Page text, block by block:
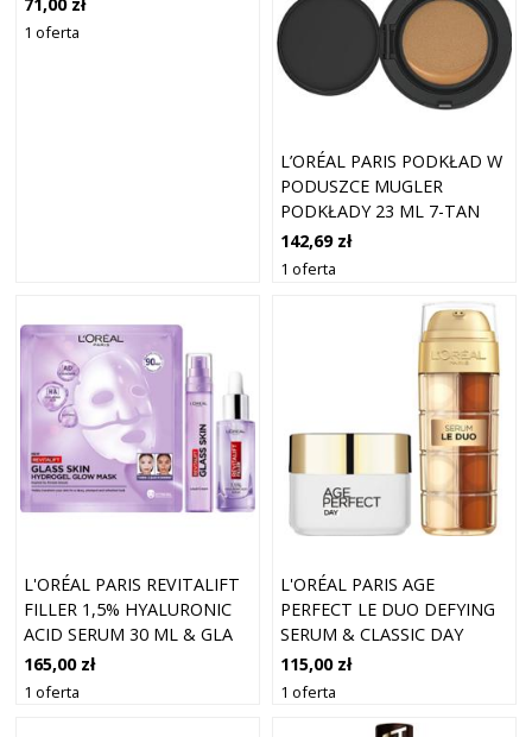
G)
1 oferta
L’ORÉAL PARIS PODKŁAD W
PODUSZCE MUGLER
PODKŁADY 23 ML 7-TAN
142,69 zł
1 oferta
L'ORÉAL PARIS REVITALIFT
FILLER 1,5% HYALURONIC
ACID SERUM 30 ML & GLA
165,00 zł
1 oferta
L'ORÉAL PARIS AGE
PERFECT LE DUO DEFYING
SERUM & CLASSIC DAY
CREAM 50
115,00 zł
1 oferta